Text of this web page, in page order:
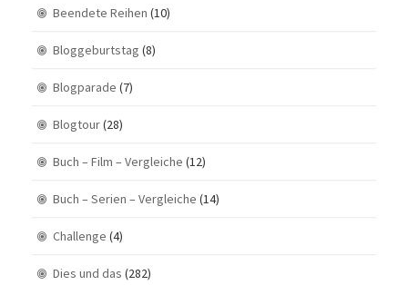
Beendete Reihen (10)
Bloggeburtstag (8)
Blogparade (7)
Blogtour(28)
Buch – Film – Vergleiche (12)
Buch – Serien – Vergleiche (14)
Challenge (4)
Dies und das (282)